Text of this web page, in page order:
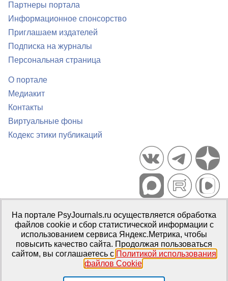
Партнеры портала
Информационное спонсорство
Приглашаем издателей
Подписка на журналы
Персональная страница
О портале
Медиакит
Контакты
Виртуальные фоны
Кодекс этики публикаций
Портал психологических изданий PsyJournals.ru, 2007–2026
Правила использования материалов
Свидетельство регистрации СМИЭл № ФС77-66447 от 14 июля
2016 г.
Издатель: ФГБОУ ВО МГППУ
На портале PsyJournals.ru осуществляется обработка
файлов cookie и сбор статистической информации с
использованием сервиса Яндекс.Метрика, чтобы
повысить качество сайта. Продолжая пользоваться
сайтом, вы соглашаетесь с Политикой использования
файлов Cookie.